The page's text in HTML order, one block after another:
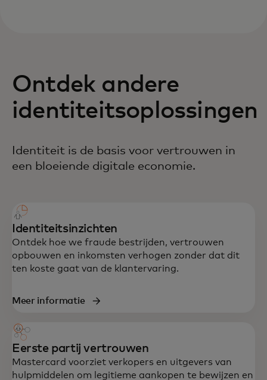
Ontdek andere
identiteitsoplossingen
Identiteit is de basis voor vertrouwen in
een bloeiende digitale economie.
Identiteitsinzichten
Ontdek hoe we fraude bestrijden, vertrouwen
opbouwen en inkomsten verhogen zonder dat dit
ten koste gaat van de klantervaring.
Meer informatie
Eerste partij vertrouwen
Mastercard voorziet verkopers en uitgevers van
hulpmiddelen om legitieme aankopen te bewijzen en